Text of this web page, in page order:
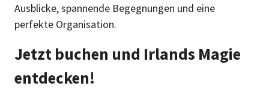
Ausblicke, spannende Begegnungen und eine
perfekte Organisation.
Jetzt buchen und Irlands Magie
entdecken!